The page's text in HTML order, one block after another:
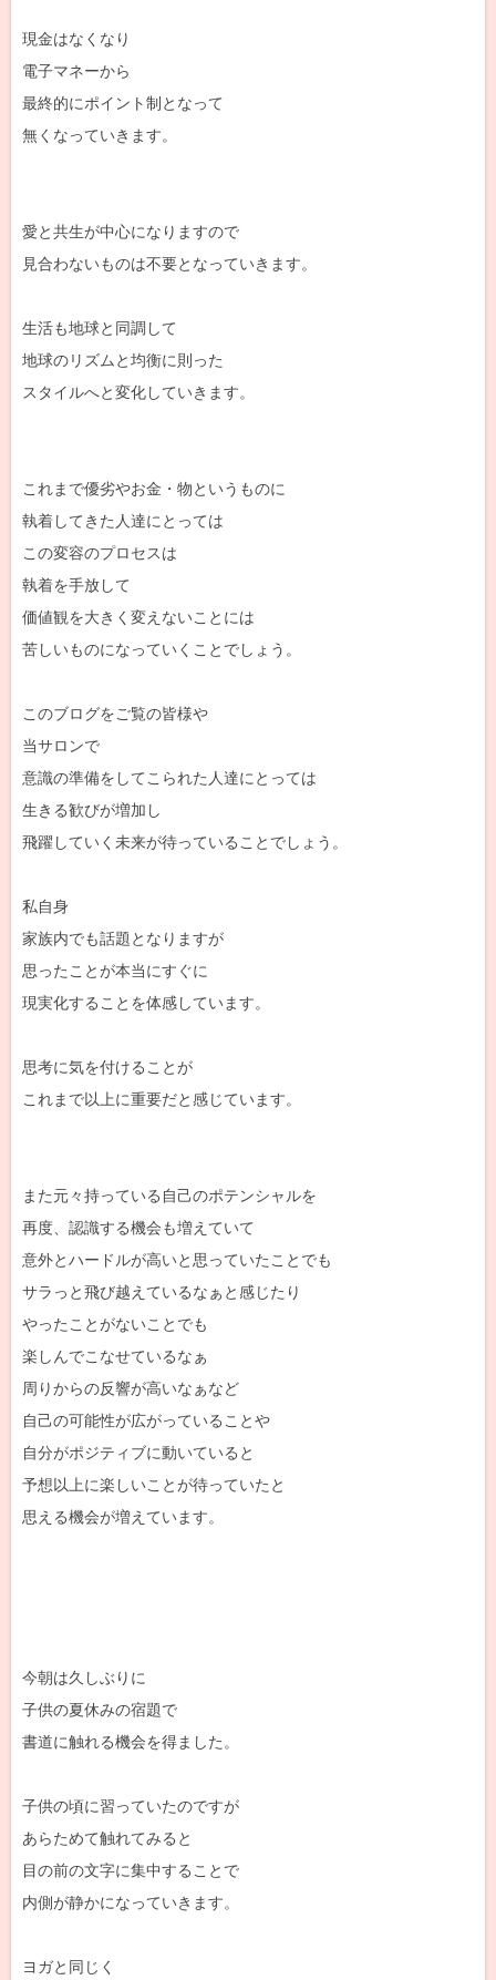
現金はなくなり
電子マネーから
最終的にポイント制となって
無くなっていきます。
愛と共生が中心になりますので
見合わないものは不要となっていきます。
生活も地球と同調して
地球のリズムと均衡に則った
スタイルへと変化していきます。
これまで優劣やお金・物というものに
執着してきた人達にとっては
この変容のプロセスは
執着を手放して
価値観を大きく変えないことには
苦しいものになっていくことでしょう。
このブログをご覧の皆様や
当サロンで
意識の準備をしてこられた人達にとっては
生きる歓びが増加し
飛躍していく未来が待っていることでしょう。
私自身
家族内でも話題となりますが
思ったことが本当にすぐに
現実化することを体感しています。
思考に気を付けることが
これまで以上に重要だと感じています。
また元々持っている自己のポテンシャルを
再度、認識する機会も増えていて
意外とハードルが高いと思っていたことでも
サラっと飛び越えているなぁと感じたり
やったことがないことでも
楽しんでこなせているなぁ
周りからの反響が高いなぁなど
自己の可能性が広がっていることや
自分がポジティブに動いていると
予想以上に楽しいことが待っていたと
思える機会が増えています。
今朝は久しぶりに
子供の夏休みの宿題で
書道に触れる機会を得ました。
子供の頃に習っていたのですが
あらためて触れてみると
目の前の文字に集中することで
内側が静かになっていきます。
ヨガと同じく